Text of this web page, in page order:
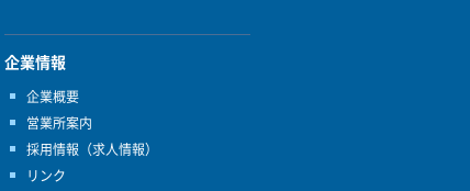
企業情報
企業概要
営業所案内
採用情報（求人情報）
リンク